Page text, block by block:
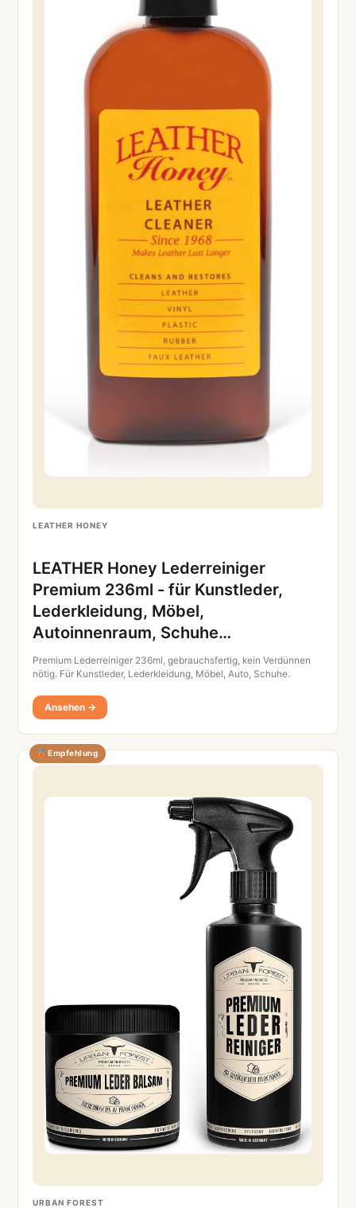
LEATHER HONEY
LEATHER Honey Lederreiniger
Premium 236ml - für Kunstleder,
Lederkleidung, Möbel,
Autoinnenraum, Schuhe…
Premium Lederreiniger 236ml, gebrauchsfertig, kein Verdünnen
nötig. Für Kunstleder, Lederkleidung, Möbel, Auto, Schuhe.
Ansehen →
Empfehlung
URBAN FOREST